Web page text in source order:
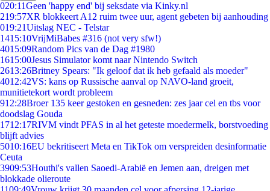
020:11Geen 'happy end' bij seksdate via Kinky.nl
219:57XR blokkeert A12 ruim twee uur, agent gebeten bij aanhouding
019:21Uitslag NEC - Telstar
1415:10VrijMiBabes #316 (not very sfw!)
4015:09Random Pics van de Dag #1980
1615:00Jesus Simulator komt naar Nintendo Switch
2613:26Britney Spears: "Ik geloof dat ik heb gefaald als moeder"
4012:42VS: kans op Russische aanval op NAVO-land groeit,
munitietekort wordt probleem
912:28Broer 135 keer gestoken en gesneden: zes jaar cel en tbs voor
doodslag Gouda
1712:17RIVM vindt PFAS in al het geteste moedermelk, borstvoeding
blijft advies
5010:16EU bekritiseert Meta en TikTok om verspreiden desinformatie
Ceuta
3909:53Houthi's vallen Saoedi-Arabië en Jemen aan, dreigen met
blokkade olieroute